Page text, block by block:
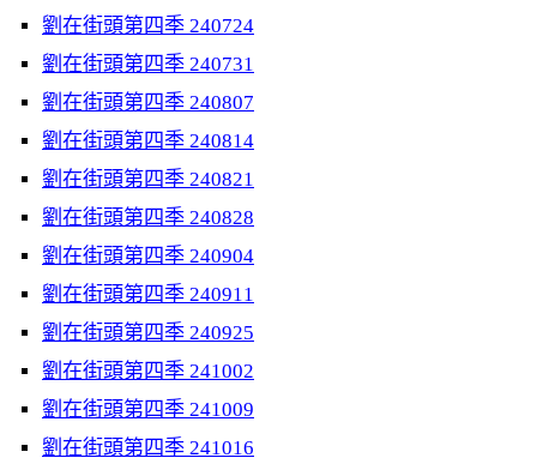
劉在街頭第四季 240724
劉在街頭第四季 240731
劉在街頭第四季 240807
劉在街頭第四季 240814
劉在街頭第四季 240821
劉在街頭第四季 240828
劉在街頭第四季 240904
劉在街頭第四季 240911
劉在街頭第四季 240925
劉在街頭第四季 241002
劉在街頭第四季 241009
劉在街頭第四季 241016